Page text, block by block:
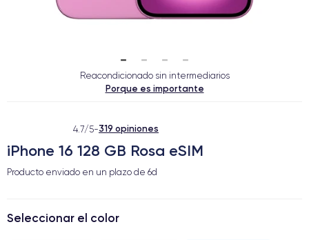
Reacondicionado sin intermediarios
Porque es importante
4.7/5-319 opiniones
iPhone 16 128 GB Rosa eSIM
Producto enviado en un plazo de 6d
Seleccionar el color